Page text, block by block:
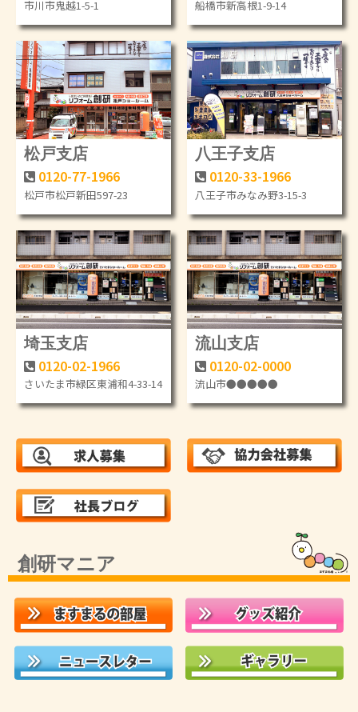
市川市鬼越1-5-1 船橋市新高根1-9-14
松戸支店
0120-77-1966
松戸市松戸新田597-23
八王子支店
0120-33-1966
八王子市みなみ野3-15-3
埼玉支店
0120-02-1966
さいたま市緑区東浦和4-33-14
流山支店
0120-02-0000
流山市●●●●●
創研マニア